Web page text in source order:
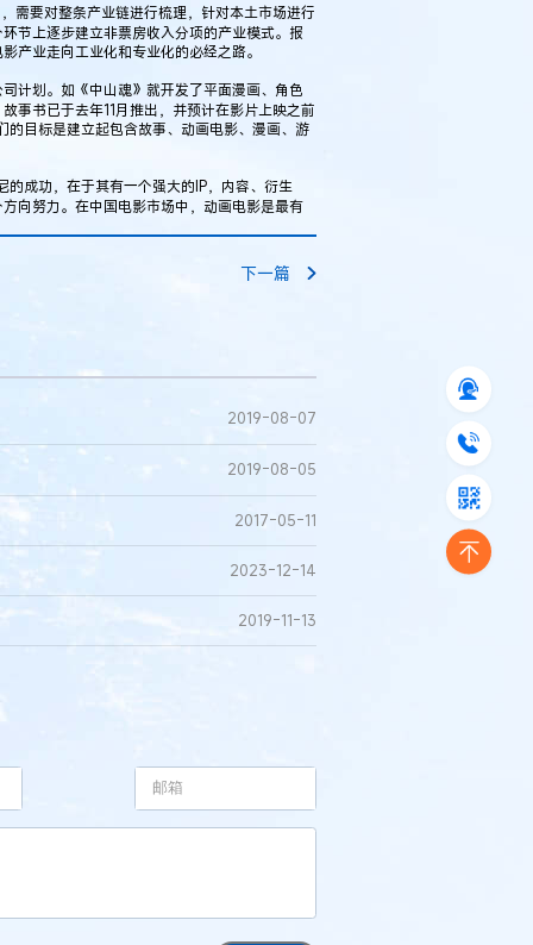
要对整条产业链进行梳理，针对本土市场进行
节上逐步建立非票房收入分项的产业模式。报
产业走向工业化和专业化的必经之路。
划。如《中山魂》就开发了平面漫画、角色
事书已于去年11月推出，并预计在影片上映之前
的目标是建立起包含故事、动画电影、漫画、游
成功，在于其有一个强大的IP，内容、衍生
向努力。在中国电影市场中，动画电影是最有
下一篇
2019-08-07
2019-08-05
2017-05-11
2023-12-14
2019-11-13